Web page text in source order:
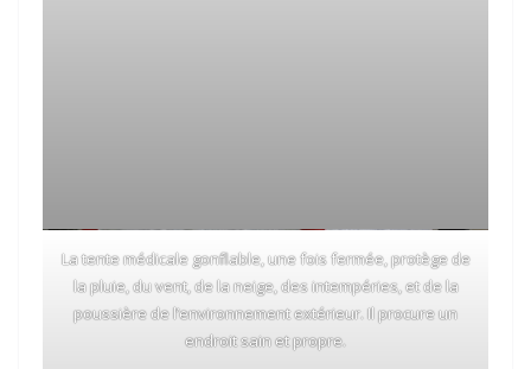
La tente médicale gonflable, une fois fermée, protège de
la pluie, du vent, de la neige, des intempéries, et de la
poussière de l’environnement extérieur. Il procure un
endroit sain et propre.